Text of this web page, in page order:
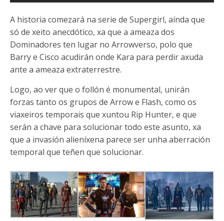
A historia comezará na serie de Supergirl, aínda que
só de xeito anecdótico, xa que a ameaza dos
Dominadores ten lugar no Arrowverso, polo que
Barry e Cisco acudirán onde Kara para perdir axuda
ante a ameaza extraterrestre.
Logo, ao ver que o follón é monumental, unirán
forzas tanto os grupos de Arrow e Flash, como os
viaxeiros temporais que xuntou Rip Hunter, e que
serán a chave para solucionar todo este asunto, xa
que a invasión alieníxena parece ser unha aberración
temporal que teñen que solucionar.